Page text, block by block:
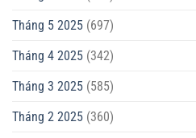
Tháng 5 2025 (697)
Tháng 4 2025 (342)
Tháng 3 2025 (585)
Tháng 2 2025 (360)